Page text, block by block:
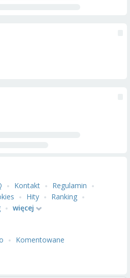
Kontakt
Regulamin
Hity
Ranking
więcej
Komentowane